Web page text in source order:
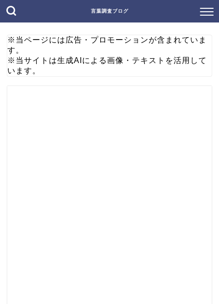
言葉調査ブログ
※当ページには広告・プロモーションが含まれていま
す。
※当サイトは生成AIによる画像・テキストを活用して
います。